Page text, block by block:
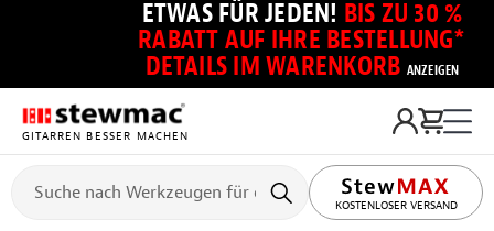
ETWAS FÜR JEDEN! BIS ZU 30 %
RABATT AUF IHRE BESTELLUNG*
DETAILS IM WARENKORB ANZEIGEN
GITARREN BESSER MACHEN
KOSTENLOSER VERSAND